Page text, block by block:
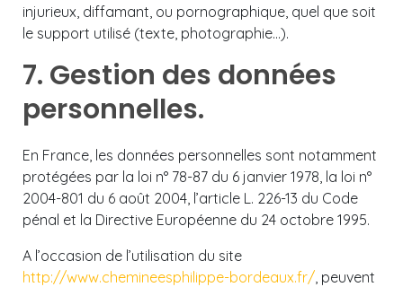
injurieux, diffamant, ou pornographique, quel que soit
le support utilisé (texte, photographie…).
7. Gestion des données
personnelles.
En France, les données personnelles sont notamment
protégées par la loi n° 78-87 du 6 janvier 1978, la loi n°
2004-801 du 6 août 2004, l’article L. 226-13 du Code
pénal et la Directive Européenne du 24 octobre 1995.
A l’occasion de l’utilisation du site
http://www.chemineesphilippe-bordeaux.fr/ , peuvent